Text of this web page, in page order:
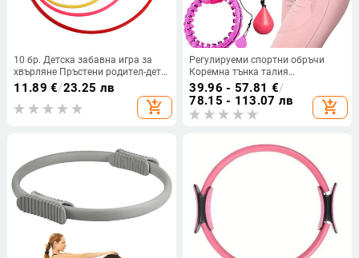
10 бр. Детска забавна игра за
хвърляне Пръстени родител-дете
Приятели Интерактивно
състезание Ловкост Упражнение
за сила Играчки
11.89 €/23.25 лв
add_shopping_cart
Регулируеми спортни обръчи
Коремна тънка талия
Упражнения Подвижен масаж
Фитнес обръчи Фитнес зала
Домашна тренировка Обучение
Бърза загуба на тегло
39.96 - 57.81 €/
78.15 - 113.07 лв
add_shopping_cart